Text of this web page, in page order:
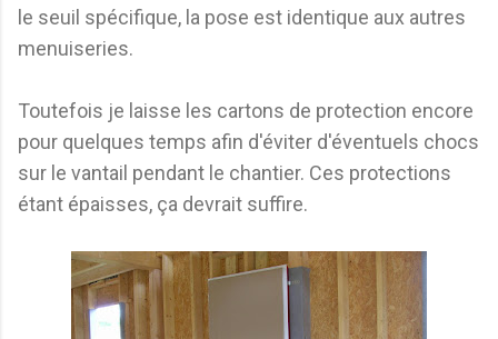
le seuil spécifique, la pose est identique aux autres
menuiseries.
Toutefois je laisse les cartons de protection encore
pour quelques temps afin d'éviter d'éventuels chocs
sur le vantail pendant le chantier. Ces protections
étant épaisses, ça devrait suffire.